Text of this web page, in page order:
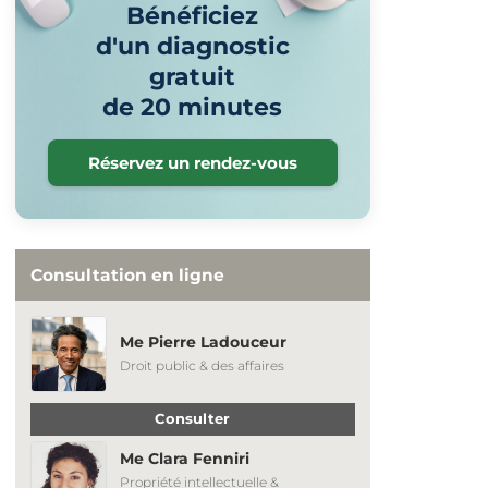
Bénéficiez
d'un diagnostic
gratuit
de 20 minutes
Réservez un rendez-vous
Consultation en ligne
Me Pierre Ladouceur
Droit public & des affaires
Consulter
Me Clara Fenniri
Propriété intellectuelle &